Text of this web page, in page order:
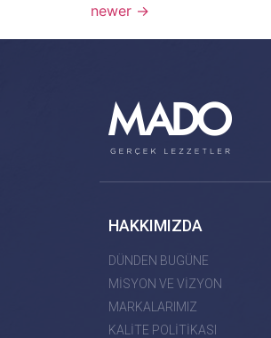
newer →
HAKKIMIZDA
DÜNDEN BUGÜNE
MİSYON VE VİZYON
MARKALARIMIZ
KALİTE POLİTİKASI